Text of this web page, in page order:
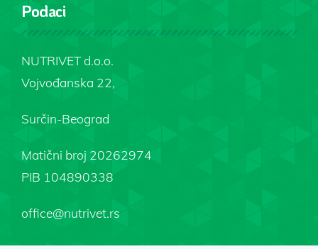
Podaci
NUTRIVET d.o.o.
Vojvođanska 22,
Surčin-Beograd
Matični broj 20262974
PIB 104890338
office@nutrivet.rs